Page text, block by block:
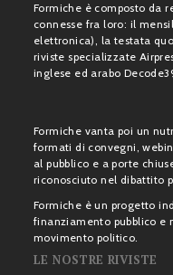
Formiche è composto da
connesse fra loro: il
elettronica), la testata
riviste specializzate
inglese ed arabo
Formiche vanta poi un
formati di convegni,
al pubblico e a porte
riconosciuto nel dibattito
Formiche è un progetto
finanziamento pubblico e
movimento politico.
LE NOSTRE RIVISTE